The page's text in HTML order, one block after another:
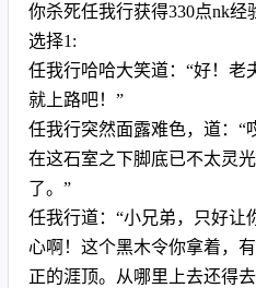
你杀死任我行获得330点nk经
选择1:
任我行哈哈大笑道：“好！老
就上路吧！”
任我行突然面露难色，道：“
在这石室之下脚底已不太灵
了。”
任我行道：“小兄弟，只好让
心啊！这个黑木令你拿着，
正的涯顶。从哪里上去还得